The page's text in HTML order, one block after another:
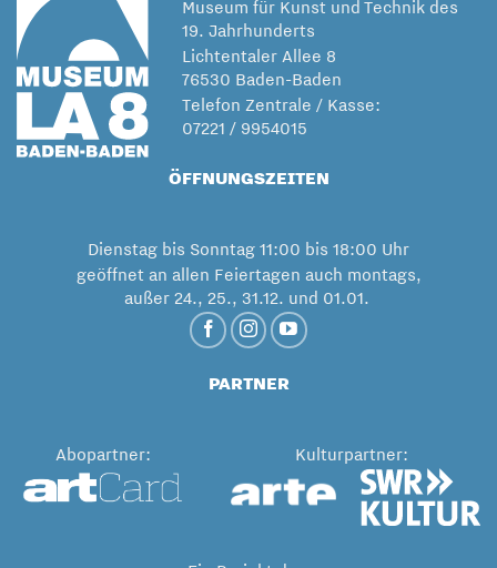
Museum für Kunst und Technik des
19. Jahrhunderts
Lichtentaler Allee 8
76530 Baden-Baden
Telefon Zentrale / Kasse:
07221 / 9954015
ÖFFNUNGSZEITEN
Dienstag bis Sonntag 11:00 bis 18:00 Uhr
geöffnet an allen Feiertagen auch montags,
außer 24., 25., 31.12. und 01.01.
PARTNER
Abopartner: Kulturpartner: